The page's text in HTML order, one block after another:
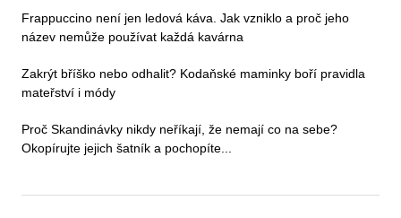
Frappuccino není jen ledová káva. Jak vzniklo a proč jeho
název nemůže používat každá kavárna
Zakrýt bříško nebo odhalit? Kodaňské maminky boří pravidla
mateřství i módy
Proč Skandinávky nikdy neříkají, že nemají co na sebe?
Okopírujte jejich šatník a pochopíte...